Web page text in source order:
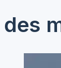
des